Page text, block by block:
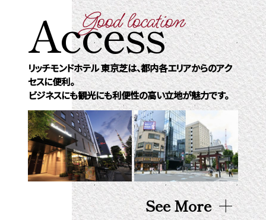
Access
Good location
リッチモンドホテル 東京芝は、都内各エリアからのアク
セスに便利。
ビジネスにも観光にも利便性の高い立地が魅力です。
See More